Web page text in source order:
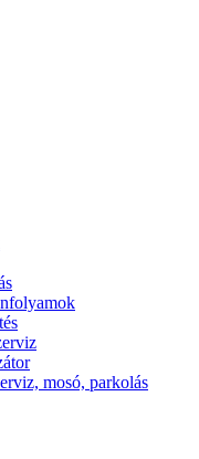
mosó, parkolás